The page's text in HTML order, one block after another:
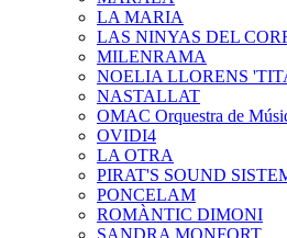
LA MARIA
LAS NINYAS DEL
MILENRAMA
NOELIA LLORENS
NASTALLAT
OMAC Orquestra de
OVIDI4
LA OTRA
PIRAT'S SOUND
PONCELAM
ROMÀNTIC DIMONI
SANDRA MONFORT